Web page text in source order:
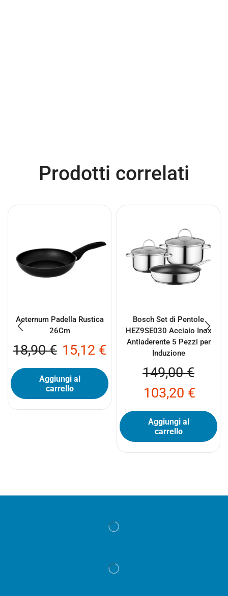
Prodotti correlati
Aeternum Padella Rustica
26Cm
18,90€ 15,12 €
Aggiungi al
carrello
Bosch Set di Pentole
HEZ9SE030 Acciaio Inox
Antiaderente 5 Pezzi per
Induzione
149,00€
103,20 €
Aggiungi al
carrello